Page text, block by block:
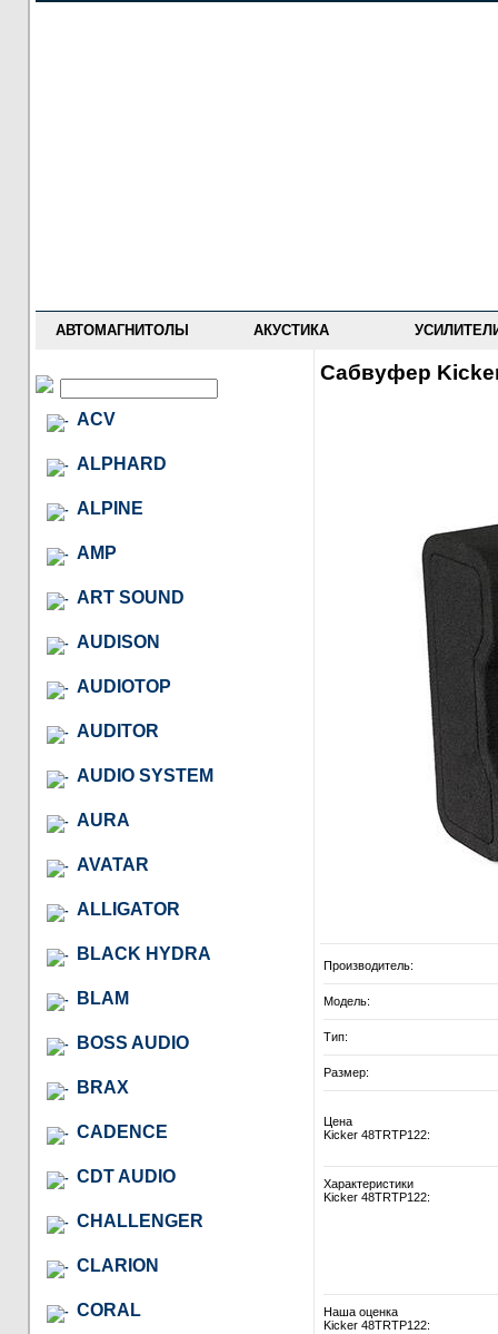
АВТОМАГНИТОЛЫ АКУСТИКА
ACV
ALPHARD
ALPINE
AMP
ART SOUND
AUDISON
AUDIOTOP
AUDITOR
AUDIO SYSTEM
AURA
AVATAR
ALLIGATOR
BLACK HYDRA
BLAM
BOSS AUDIO
BRAX
CADENCE
CDT AUDIO
CHALLENGER
CLARION
CORAL
Сабвуфер
Производитель:
Модель:
Тип:
Размер:
Цена
Kicker 48TRTP122:
Характеристики
Kicker 48TRTP122:
Наша оценка
Kicker 48TRTP122: